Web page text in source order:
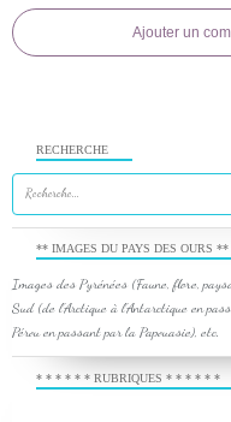
Ajouter un
RECHERCHE
** IMAGES DU PAYS DES OURS **
Images des Pyrénées (Faune, flore,
Sud (de l'Arctique à l'Antarctique en
Pérou en passant par la Papouasie), etc.
* * * * * * RUBRIQUES * * * * * *